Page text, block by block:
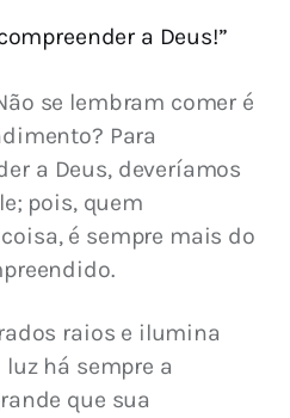
a Deus!”
se lembram comer é
Para
a Deus, deveríamos
pois, quem
é sempre mais do
raios e ilumina
há sempre a
que sua